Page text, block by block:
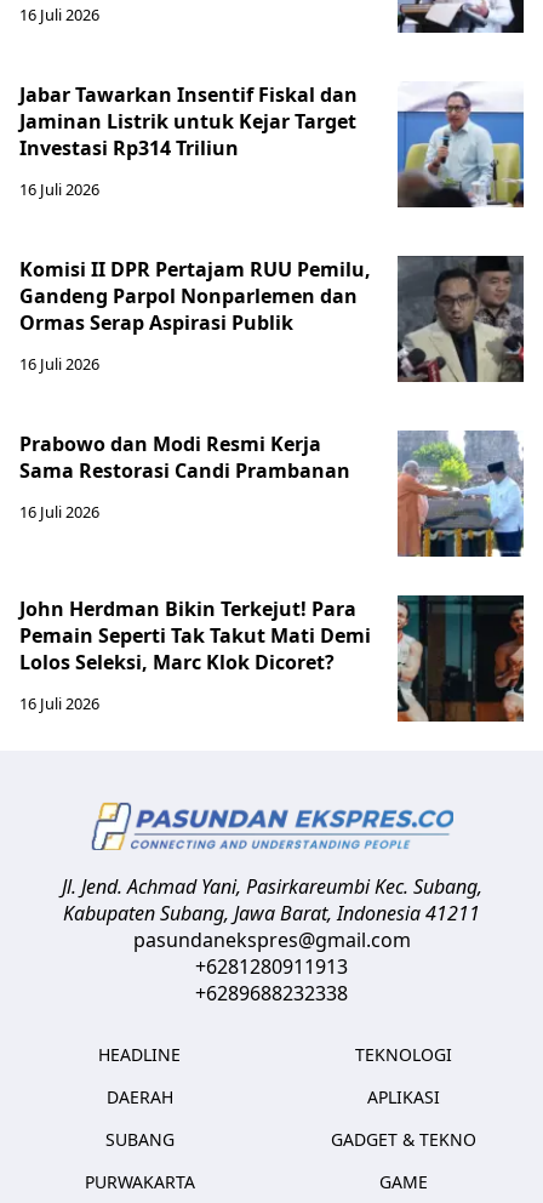
16 Juli 2026
Jabar Tawarkan Insentif Fiskal dan
Jaminan Listrik untuk Kejar Target
Investasi Rp314 Triliun
16 Juli 2026
Komisi II DPR Pertajam RUU Pemilu,
Gandeng Parpol Nonparlemen dan
Ormas Serap Aspirasi Publik
16 Juli 2026
Prabowo dan Modi Resmi Kerja
Sama Restorasi Candi Prambanan
16 Juli 2026
John Herdman Bikin Terkejut! Para
Pemain Seperti Tak Takut Mati Demi
Lolos Seleksi, Marc Klok Dicoret?
16 Juli 2026
Jl. Jend. Achmad Yani, Pasirkareumbi Kec. Subang,
Kabupaten Subang, Jawa Barat,Indonesia41211
pasundanekspres@gmail.com
+6281280911913
+6289688232338
HEADLINE
DAERAH
SUBANG
PURWAKARTA
TEKNOLOGI
APLIKASI
GADGET & TEKNO
GAME